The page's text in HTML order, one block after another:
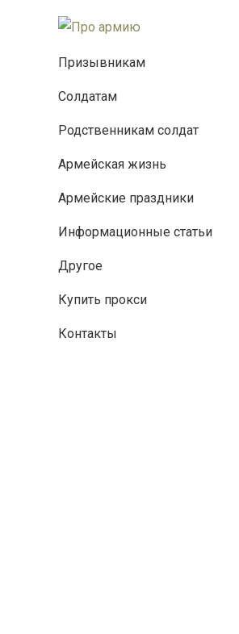
Призывникам
Солдатам
Родственникам солдат
Армейская жизнь
Армейские праздники
Информационные статьи
Другое
Купить прокси
Контакты